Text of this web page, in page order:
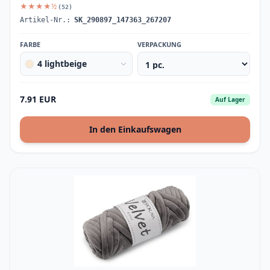
★★★★½ (52)
Artikel-Nr.: SK_290897_147363_267207
FARBE
4 lightbeige
VERPACKUNG
7.91 EUR Auf Lager
In den Einkaufswagen